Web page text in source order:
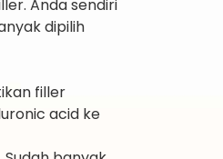
Anda sendiri
dipilih
filler
acid ke